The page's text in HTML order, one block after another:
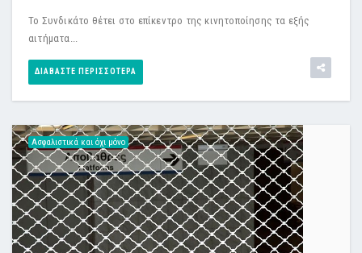
Το Συνδικάτο θέτει στο επίκεντρο της κινητοποίησης τα εξής
αιτήματα...
ΔΙΑΒΆΣΤΕ ΠΕΡΙΣΣΌΤΕΡΑ
Ασφαλιστικά και όχι μόνο